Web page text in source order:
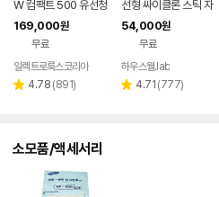
W 컴팩트 500 유선청
소기 EFC52611
169,000원
무료
일렉트로룩스코리아
별 4.78 리
(891)
선형 싸이클론 스틱 자
취 가정용 진공 청소기
DWM-4733C
54,000원
무료
하우스웰.lab
별 4.71 리
(777)
소모품/액세서리